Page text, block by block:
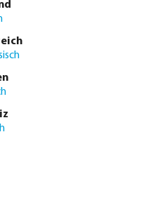
by the EPA in Ireland. We have
kind in Europe.